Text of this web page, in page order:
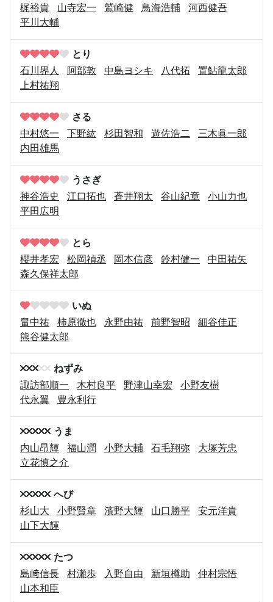
梶裕貴
山寺宏一 鷲崎健 鳥海浩輔
河西健吾
平川大輔
とり
石川界人
阿部敦 中島ヨシキ 八代拓
置鮎龍太郎
上村祐翔
さる
中村悠一
下野紘 杉田智和 遊佐浩二
三木眞一郎
内田雄馬
うさぎ
神谷浩史
江口拓也 蒼井翔太 谷山紀章
小山力也
平田広明
とら
櫻井孝宏
松岡禎丞 岡本信彦 鈴村健一
中田祐矢
森久保祥太郎
いぬ
畠中祐
柿原徹也 永野由祐 前野智昭
細谷佳正
熊谷健太郎
ねずみ
諏訪部順一
木村良平 野津山幸宏
小野友樹
代永翼
豊永利行
うま
内山昂輝
福山潤 小野大輔 石毛翔弥
大塚芳忠
立花慎之介
へび
杉山大
小野賢章 濱野大輝 山口勝平
安元洋貴
山下大輝
たつ
島﨑信長
村瀬歩 入野自由 新垣樽助
仲村宗悟
山本和臣